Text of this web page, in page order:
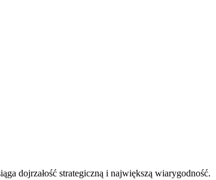
dojrzałość strategiczną i największą wiarygodność.